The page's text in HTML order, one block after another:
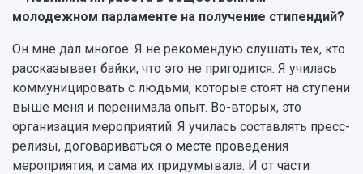
молодежном парламенте на получение стипендий?
Он мне дал многое. Я не рекомендую слушать тех, кто
рассказывает байки, что это не пригодится. Я училась
коммуницировать с людьми, которые стоят на ступени
выше меня и перенимала опыт. Во-вторых, это
организация мероприятий. Я училась составлять пресс-
релизы, договариваться о месте проведения
мероприятия, и сама их придумывала. И от части